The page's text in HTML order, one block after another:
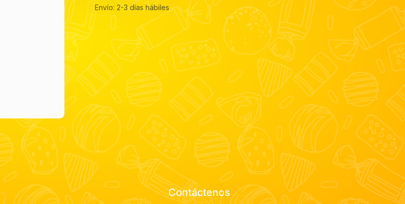
Envío: 2-3 días hábiles
Contáctenos